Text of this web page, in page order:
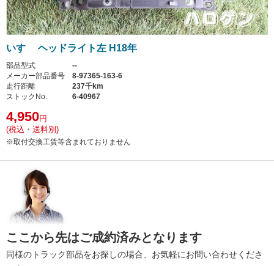
いすゞ ヘッドライト左 H18年
部品型式
--
メーカー部品番号
8-97365-163-6
走行距離
237千km
ストックNo.
6-40967
4,950円
(税込・送料別)
※取付交換工賃等含まれておりません
ここから先はご成約済みとなります
同様のトラック部品をお探しの場合、お気軽にお問い合わせくださ